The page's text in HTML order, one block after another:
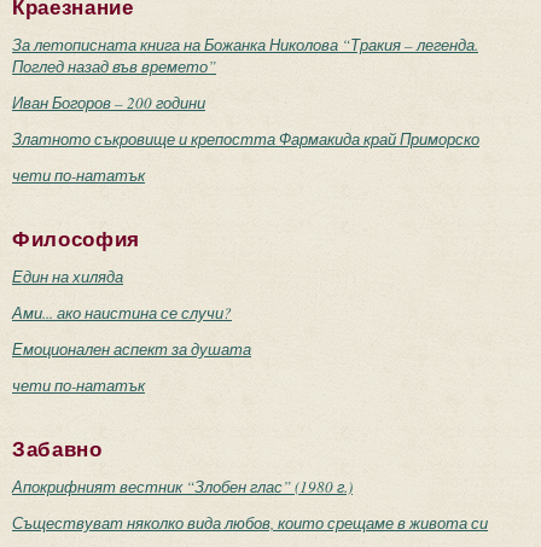
Краезнание
За летописната книга на Божанка Николова “Тракия – легенда.
Поглед назад във времето”
Иван Богоров – 200 години
Златното съкровище и крепостта Фармакида край Приморско
чети по-нататък
Философия
Един на хиляда
Ами... ако наистина се случи?
Емоционален аспект за душата
чети по-нататък
Забавно
Апокрифният вестник “Злобен глас” (1980 г.)
Съществуват няколко вида любов, които срещаме в живота си